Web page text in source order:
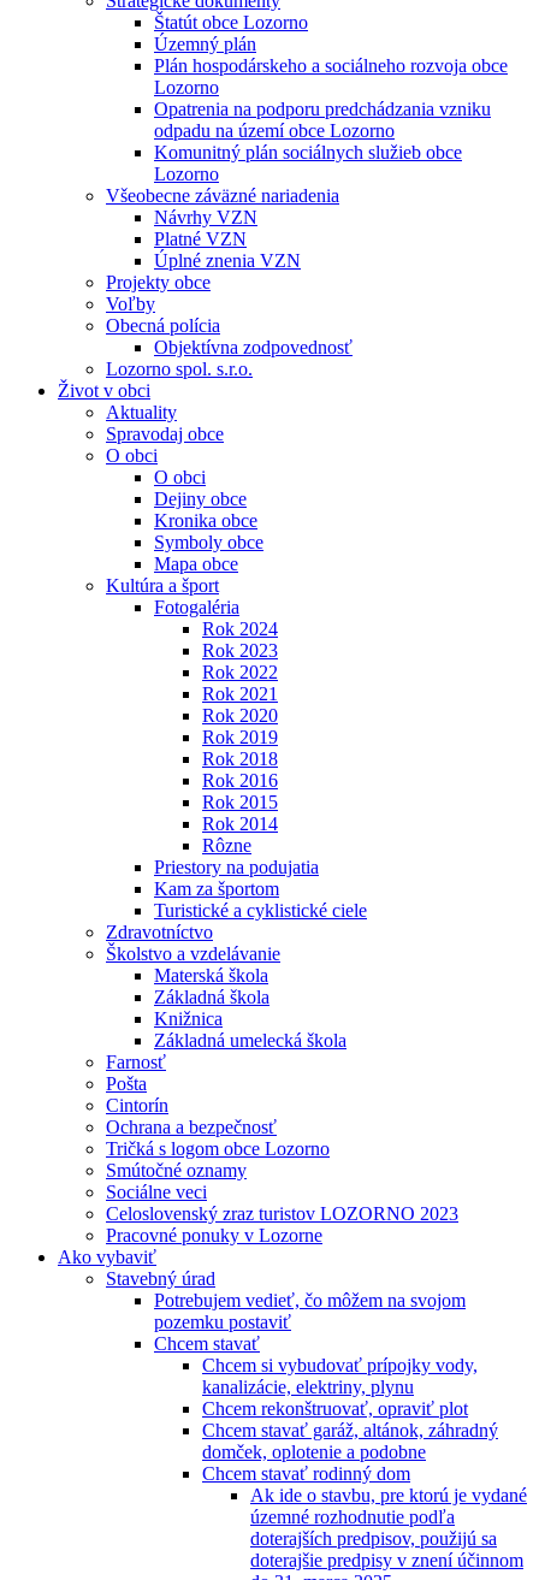
Štatút obce Lozorno
Územný plán
Plán hospodárskeho a sociálneho rozvoja obce
Lozorno
Opatrenia na podporu predchádzania vzniku
odpadu na území obce Lozorno
Komunitný plán sociálnych služieb obce
Lozorno
Všeobecne záväzné nariadenia
Návrhy VZN
Platné VZN
Úplné znenia VZN
Projekty obce
Voľby
Obecná polícia
Objektívna zodpovednosť
Lozorno spol. s.r.o.
Život v obci
Aktuality
Spravodaj obce
O obci
O obci
Dejiny obce
Kronika obce
Symboly obce
Mapa obce
Kultúra a šport
Fotogaléria
Rok 2024
Rok 2023
Rok 2022
Rok 2021
Rok 2020
Rok 2019
Rok 2018
Rok 2016
Rok 2015
Rok 2014
Rôzne
Priestory na podujatia
Kam za športom
Turistické a cyklistické ciele
Zdravotníctvo
Školstvo a vzdelávanie
Materská škola
Základná škola
Knižnica
Základná umelecká škola
Farnosť
Pošta
Cintorín
Ochrana a bezpečnosť
Tričká s logom obce Lozorno
Smútočné oznamy
Sociálne veci
Celoslovenský zraz turistov LOZORNO 2023
Pracovné ponuky v Lozorne
Ako vybaviť
Stavebný úrad
Potrebujem vedieť, čo môžem na svojom
pozemku postaviť
Chcem stavať
Chcem si vybudovať prípojky vody,
kanalizácie, elektriny, plynu
Chcem rekonštruovať, opraviť plot
Chcem stavať garáž, altánok, záhradný
domček, oplotenie a podobne
Chcem stavať rodinný dom
Ak ide o stavbu, pre ktorú je vydané
územné rozhodnutie podľa
doterajších predpisov, použijú sa
doterajšie predpisy v znení účinnom